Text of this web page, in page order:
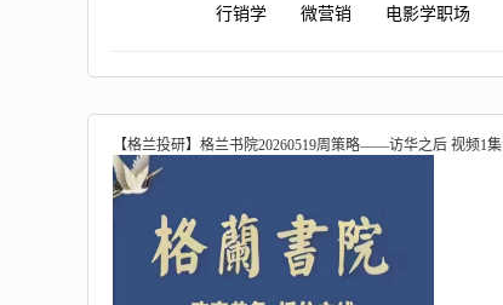
行销学 微营销 电影学职场
【格兰投研】格兰书院20260519周策略——访华之后 视频1集